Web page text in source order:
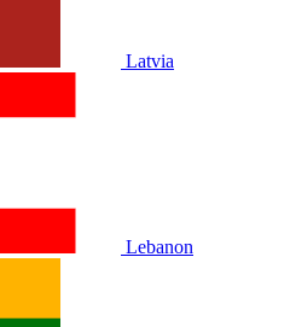
Latvia
Lebanon